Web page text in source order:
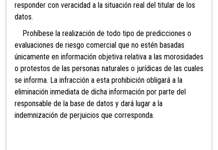
responder con veracidad a la situación real del titular de los
datos.
Prohíbese la realización de todo tipo de predicciones o
evaluaciones de riesgo comercial que no estén basadas
únicamente en información objetiva relativa a las morosidades
o protestos de las personas naturales o jurídicas de las cuales
se informa. La infracción a esta prohibición obligará a la
eliminación inmediata de dicha información por parte del
responsable de la base de datos y dará lugar a la
indemnización de perjuicios que corresponda.